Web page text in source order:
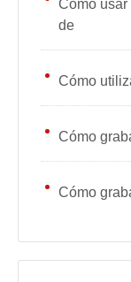
Cómo
de
Cómo
Cómo
Cómo